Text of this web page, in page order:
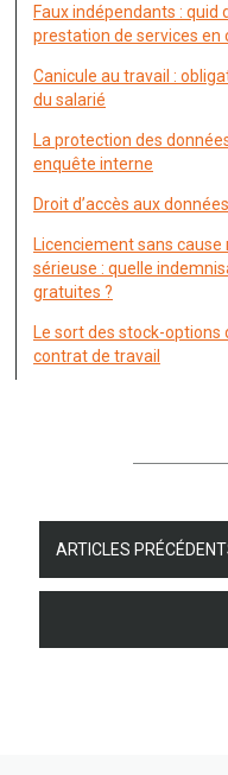
Faux indépendants : quid
prestation de services en
Canicule au travail :
du salarié
La protection des
enquête interne
Droit d’accès aux
Licenciement sans cause
sérieuse : quelle
gratuites ?
Le sort des stock-options
contrat de travail
ARTICLES